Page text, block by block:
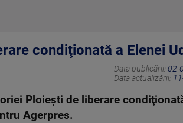
condiţionată a Elenei
Data publicării: 02-
Data actualizării:
Ploieşti de liberare
Agerpres.